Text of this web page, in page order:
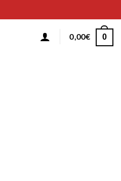
0,00€ 0